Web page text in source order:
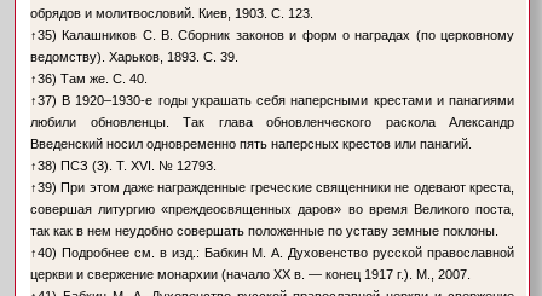
обрядов и молитвословий. Киев, 1903. С. 123.
↑35) Калашников С. В. Сборник законов и форм о наградах (по церковному
ведомству). Харьков, 1893. С. 39.
↑36) Там же. С. 40.
↑37) В 1920–1930-е годы украшать себя наперсными крестами и панагиями
любили обновленцы. Так глава обновленческого раскола Александр
Введенский носил одновременно пять наперсных крестов или панагий.
↑38) ПСЗ (3). Т. XVI. № 12793.
↑39) При этом даже награжденные греческие священники не одевают креста,
совершая литургию «преждеосвященных даров» во время Великого поста,
так как в нем неудобно совершать положенные по уставу земные поклоны.
↑40) Подробнее см. в изд.: Бабкин М. А. Духовенство русской православной
церкви и свержение монархии (начало XX в. — конец 1917 г.). М., 2007.